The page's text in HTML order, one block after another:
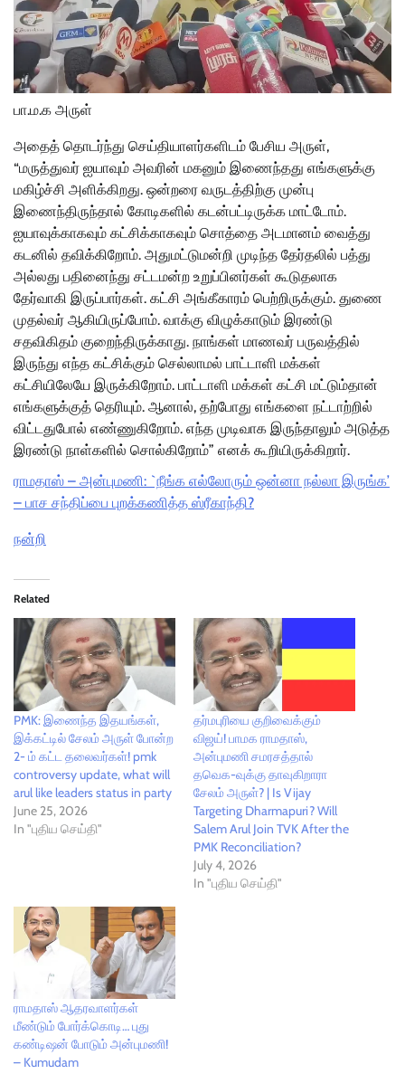
பா.ம.க அருள்
அதைத் தொடர்ந்து செய்தியாளர்களிடம் பேசிய அருள்,
“மருத்துவர் ஐயாவும் அவரின் மகனும் இணைந்தது எங்களுக்கு
மகிழ்ச்சி அளிக்கிறது. ஒன்றரை வருடத்திற்கு முன்பு
இணைந்திருந்தால் கோடிகளில் கடன்பட்டிருக்க மாட்டோம்.
ஐயாவுக்காகவும் கட்சிக்காகவும் சொத்தை அடமானம் வைத்து
கடனில் தவிக்கிறோம். அதுமட்டுமன்றி முடிந்த தேர்தலில் பத்து
அல்லது பதினைந்து சட்டமன்ற உறுப்பினர்கள் கூடுதலாக
தேர்வாகி இருப்பார்கள். கட்சி அங்கீகாரம் பெற்றிருக்கும். துணை
முதல்வர் ஆகியிருப்போம். வாக்கு விழுக்காடும் இரண்டு
சதவிகிதம் குறைந்திருக்காது. நாங்கள் மாணவர் பருவத்தில்
இருந்து எந்த கட்சிக்கும் செல்லாமல் பாட்டாளி மக்கள்
கட்சியிலேயே இருக்கிறோம். பாட்டாளி மக்கள் கட்சி மட்டும்தான்
எங்களுக்குத் தெரியும். ஆனால், தற்போது எங்களை நட்டாற்றில்
விட்டதுபோல் எண்ணுகிறோம். எந்த முடிவாக இருந்தாலும் அடுத்த
இரண்டு நாள்களில் சொல்கிறோம்” எனக் கூறியிருக்கிறார்.
ராமதாஸ் – அன்புமணி: `நீங்க எல்லோரும் ஒன்னா நல்லா இருங்க’
– பாச சந்திப்பை புறக்கணித்த ஸ்ரீகாந்தி?
நன்றி
Related
PMK: இணைந்த இதயங்கள்,
இக்கட்டில் சேலம் அருள் போன்ற
2- ம் கட்ட தலைவர்கள்! pmk
controversy update, what will
arul like leaders status in party
June 25, 2026
In "புதிய செய்தி"
தர்மபுரியை குறிவைக்கும்
விஜய்! பாமக ராமதாஸ்,
அன்புமணி சமரசத்தால்
தவெக-வுக்கு தாவுகிறாரா
சேலம் அருள்? | Is Vijay
Targeting Dharmapuri? Will
Salem Arul Join TVK After the
PMK Reconciliation?
July 4, 2026
In "புதிய செய்தி"
ராமதாஸ் ஆதரவாளர்கள்
மீண்டும் போர்க்கொடி… புது
கண்டிஷன் போடும் அன்புமணி!
– Kumudam